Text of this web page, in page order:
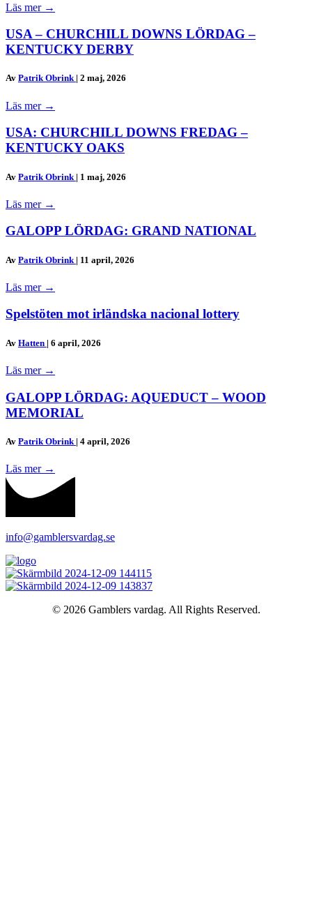
Läs mer →
USA – CHURCHILL DOWNS LÖRDAG –
KENTUCKY DERBY
Av Patrik Obrink | 2 maj, 2026
Läs mer →
USA: CHURCHILL DOWNS FREDAG –
KENTUCKY OAKS
Av Patrik Obrink | 1 maj, 2026
Läs mer →
GALOPP LÖRDAG: GRAND NATIONAL
Av Patrik Obrink | 11 april, 2026
Läs mer →
Spelstöten mot irländska nacional lottery
Av Hatten | 6 april, 2026
Läs mer →
GALOPP LÖRDAG: AQUEDUCT – WOOD
MEMORIAL
Av Patrik Obrink | 4 april, 2026
Läs mer →
info@gamblersvardag.se
© 2026 Gamblers vardag. All Rights Reserved.